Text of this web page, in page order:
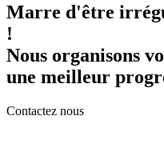
Marre d'être
!
Nous organisons
une meilleur
Contactez nous